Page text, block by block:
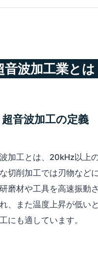
音波加工業とは
超音波加工の定義
加工とは、20kHz以上
切削加工では刃物など
磨材や工具を高速振動
、また温度上昇が低い
にも適しています。